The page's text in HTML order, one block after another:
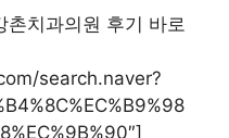
치과의원 후기 바로
search.naver?